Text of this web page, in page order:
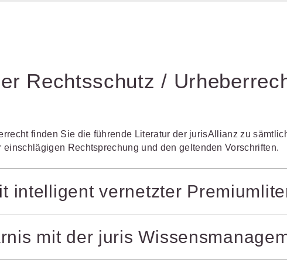
Rechtsschutz /
finden Sie die führende Literatur der jurisAllianz zu
Rechtsprechung und den geltenden Vorschriften.
intelligent vernetzter
Verfahrensrecht. Die relevanten Bereiche des
das Vergabe- oder Arbeitsrecht. Mit juris arbeiten
mit der juris